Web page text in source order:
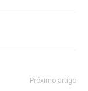
Próximo artigo